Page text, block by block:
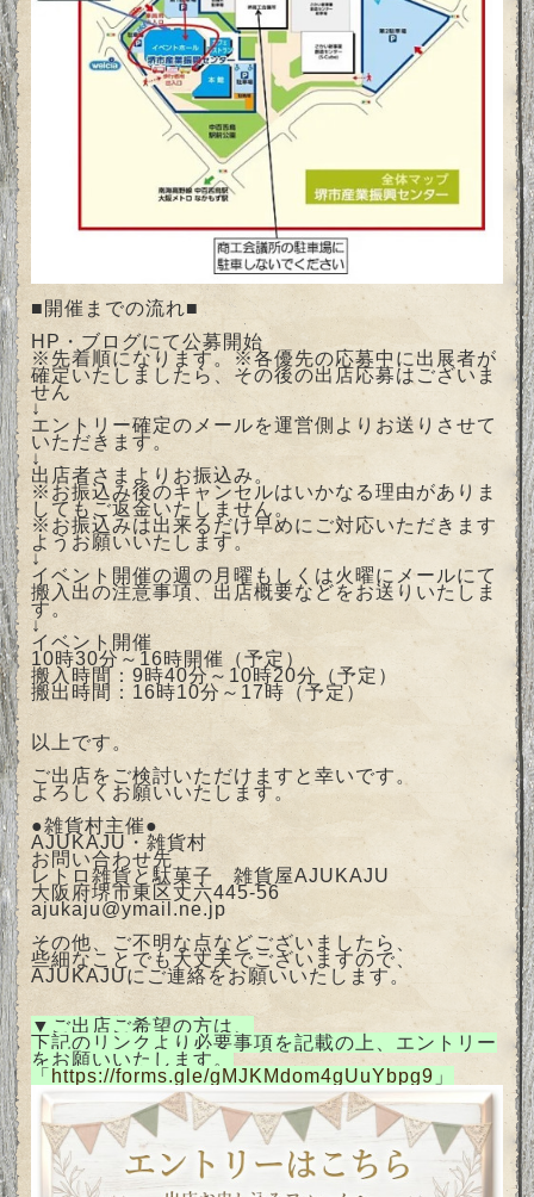
■開催までの流れ■
HP・ブログにて公募開始
※先着順になります。※各優先の応募中に出展者が
確定いたしましたら、その後の出店応募はございま
せん
↓
エントリー確定のメールを運営側よりお送りさせて
いただきます。
↓
出店者さまよりお振込み。
※お振込み後のキャンセルはいかなる理由がありま
してもご返金いたしません。
※お振込みは出来るだけ早めにご対応いただきます
ようお願いいたします。
↓
イベント開催の週の月曜もしくは火曜にメールにて
搬入出の注意事項、出店概要などをお送りいたしま
す。
↓
イベント開催
10時30分～16時開催（予定）
搬入時間：9時40分～10時20分（予定）
搬出時間：16時10分～17時（予定）
以上です。
ご出店をご検討いただけますと幸いです。
よろしくお願いいたします。
●雑貨村主催●
AJUKAJU・雑貨村
お問い合わせ先
レトロ雑貨と駄菓子 雑貨屋AJUKAJU
大阪府堺市東区丈六445-56
ajukaju@ymail.ne.jp
その他、ご不明な点などございましたら、
些細なことでも大丈夫でございますので、
AJUKAJUにご連絡をお願いいたします。
▼ご出店ご希望の方は、
下記のリンクより必要事項を記載の上、エントリー
をお願いいたします。
「 https://forms.gle/gMJKMdom4gUuYbpg9 」